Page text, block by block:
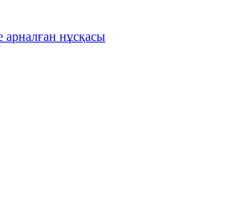
арналған нұсқасы